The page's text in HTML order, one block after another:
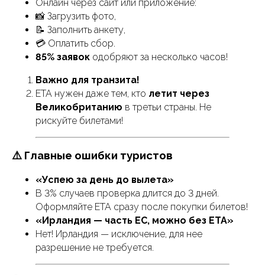
Онлайн через сайт или приложение:
📸 Загрузить фото,
📝 Заполнить анкету,
💳 Оплатить сбор.
85% заявок одобряют за несколько часов!
Важно для транзита!
ETA нужен даже тем, кто летит через
Великобританию в третьи страны. Не
рискуйте билетами!
⚠️ Главные ошибки туристов
«Успею за день до вылета»
В 3% случаев проверка длится до 3 дней.
Оформляйте ETA сразу после покупки билетов!
«Ирландия — часть ЕС, можно без ETA»
Нет! Ирландия — исключение, для нее
разрешение не требуется.
Главная
Навигация по сайту
Visa Trend